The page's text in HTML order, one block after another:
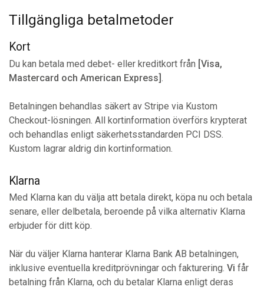
Tillgängliga betalmetoder
Kort
Du kan betala med debet- eller kreditkort från [Visa,
Mastercard och American Express] .
Betalningen behandlas säkert av Stripe via Kustom
Checkout-lösningen. All kortinformation överförs krypterat
och behandlas enligt säkerhetsstandarden PCI DSS.
Kustom lagrar aldrig din kortinformation.
Klarna
Med Klarna kan du välja att betala direkt, köpa nu och betala
senare, eller delbetala, beroende på vilka alternativ Klarna
erbjuder för ditt köp.
När du väljer Klarna hanterar Klarna Bank AB betalningen,
inklusive eventuella kreditprövningar och fakturering. Vi får
betalning från Klarna, och du betalar Klarna enligt deras